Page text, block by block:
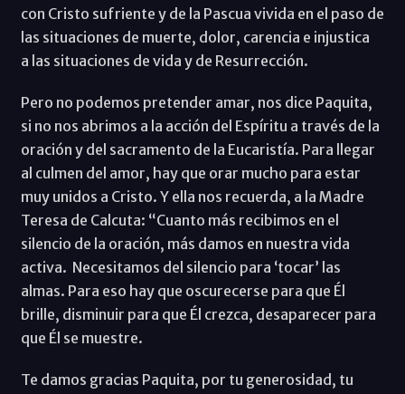
con Cristo sufriente y de la Pascua vivida en el paso de
las situaciones de muerte, dolor, carencia e injustica
a las situaciones de vida y de Resurrección.
Pero no podemos pretender amar, nos dice Paquita,
si no nos abrimos a la acción del Espíritu a través de la
oración y del sacramento de la Eucaristía. Para llegar
al culmen del amor, hay que orar mucho para estar
muy unidos a Cristo. Y ella nos recuerda, a la Madre
Teresa de Calcuta: “Cuanto más recibimos en el
silencio de la oración, más damos en nuestra vida
activa. Necesitamos del silencio para ‘tocar’ las
almas. Para eso hay que oscurecerse para que Él
brille, disminuir para que Él crezca, desaparecer para
que Él se muestre.
Te damos gracias Paquita, por tu generosidad, tu